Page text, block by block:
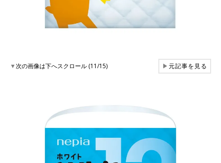
▼次の画像は下へスクロール (11/15) ▶元記事を見る